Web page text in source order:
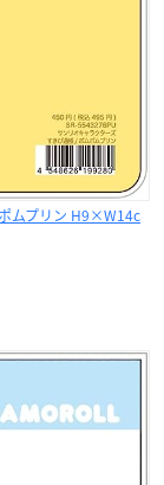
ムプリン H9×W14c